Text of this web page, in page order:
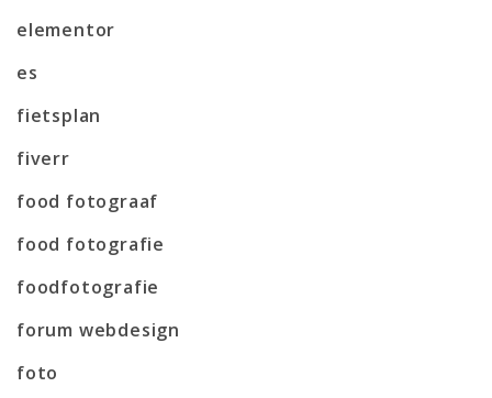
elementor
es
fietsplan
fiverr
food fotograaf
food fotografie
foodfotografie
forum webdesign
foto